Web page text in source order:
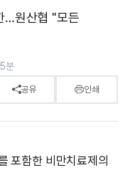
…원산협 "모든
분
공유 인쇄
포함한 비만치료제의